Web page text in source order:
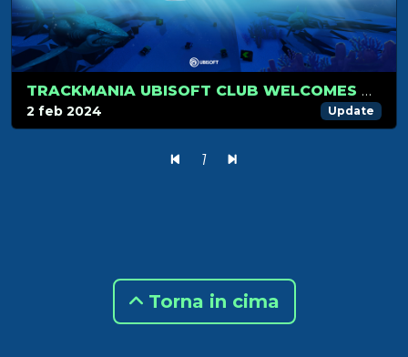
TRACKMANIA UBISOFT CLUB WELCOMES HUNGRY SHARK!
2 feb 2024 Update
1
Torna in cima